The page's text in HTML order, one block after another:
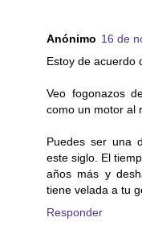
Anónimo 16 de
Estoy de acuerdo
Veo fogonazos
como un motor al
Puedes ser una
este siglo. El
años más y
tiene velada a tu
Responder